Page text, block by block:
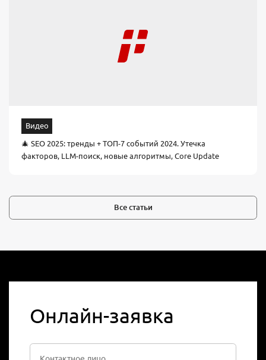
Видео
🎄 SEO 2025: тренды + ТОП-7 событий 2024. Утечка
факторов, LLM-поиск, новые алгоритмы, Core Update
Все статьи
Онлайн-заявка